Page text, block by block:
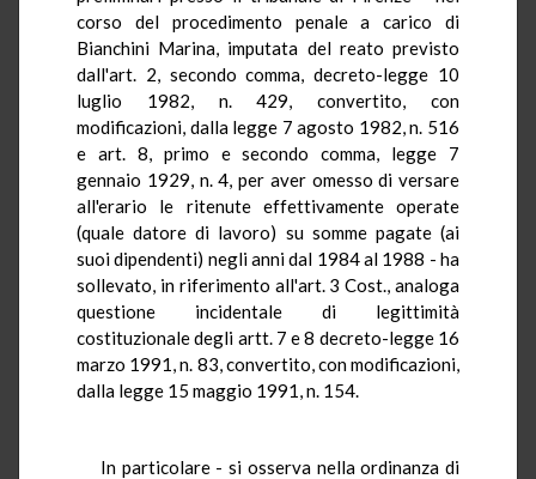
corso del procedimento penale a carico di
Bianchini Marina, imputata del reato previsto
dall'art. 2, secondo comma, decreto-legge 10
luglio 1982, n. 429, convertito, con
modificazioni, dalla legge 7 agosto 1982, n. 516
e art. 8, primo e secondo comma, legge 7
gennaio 1929, n. 4, per aver omesso di versare
all'erario le ritenute effettivamente operate
(quale datore di lavoro) su somme pagate (ai
suoi dipendenti) negli anni dal 1984 al 1988 - ha
sollevato, in riferimento all'art. 3 Cost., analoga
questione incidentale di legittimità
costituzionale degli artt. 7 e 8 decreto-legge 16
marzo 1991, n. 83, convertito, con modificazioni,
dalla legge 15 maggio 1991, n. 154.
In particolare - si osserva nella ordinanza di